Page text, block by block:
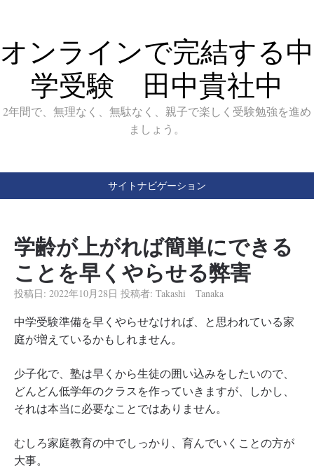
オンラインで完結する中
学受験 田中貴社中
2年間で、無理なく、無駄なく、親子で楽しく受験勉強を進め
ましょう。
サイトナビゲーション
学齢が上がれば簡単にできる
ことを早くやらせる弊害
投稿日: 2022年10月28日 投稿者: Takashi Tanaka
中学受験準備を早くやらせなければ、と思われている家
庭が増えているかもしれません。
少子化で、塾は早くから生徒の囲い込みをしたいので、
どんどん低学年のクラスを作っていきますが、しかし、
それは本当に必要なことではありません。
むしろ家庭教育の中でしっかり、育んでいくことの方が
大事。